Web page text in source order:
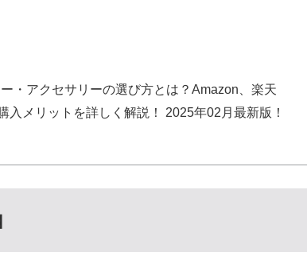
・アクセサリーの選び方とは？Amazon、楽天
メリットを詳しく解説！ 2025年02月最新版！